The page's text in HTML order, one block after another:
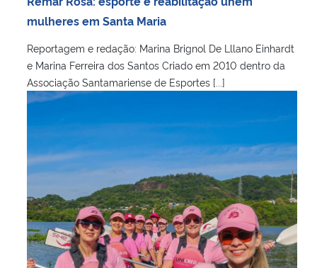
Ministério da Saúde
Ministério de Minas e Energia
Ministério da Ciência, Tecnologia, Inovações e Comunicações
Ministério do Meio Ambiente
Ministério do Turismo
Ministério do Desenvolvimento Regional
mulheres em Santa Maria
Reportagem e redação: Marina Brignol De Lllano Einhardt
e Marina Ferreira dos Santos Criado em 2010 dentro da
Associação Santamariense de Esportes [...]